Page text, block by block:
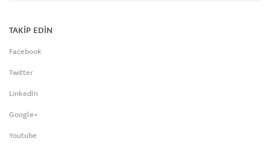
TAKİP EDİN
Facebook
Twitter
LinkedIn
Google+
Youtube